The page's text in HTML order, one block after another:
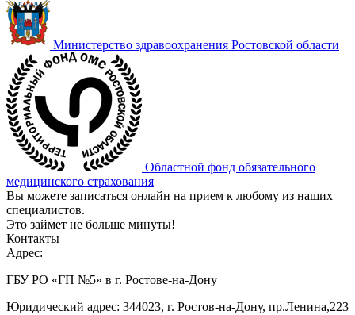
Министерство здравоохранения Ростовской области
Областной фонд обязательного
медицинского страхования
Вы можете записаться онлайн на прием к любому из наших
специалистов.
Это займет не больше минуты!
Контакты
Адрес:
ГБУ РО «ГП №5» в г. Ростове-на-Дону
Юридический адрес: 344023, г. Ростов-на-Дону, пр.Ленина,223